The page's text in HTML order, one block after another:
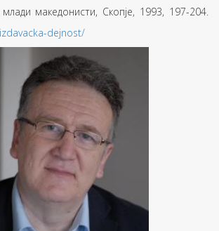
македонисти, Скопје, 1993, 197-204.
dejnost/